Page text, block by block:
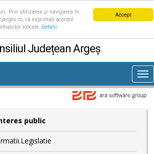
Accept
Prin utilizarea și navigarea în
vă exprimați acordul
stocate.
Detalii
Județean Argeș
public